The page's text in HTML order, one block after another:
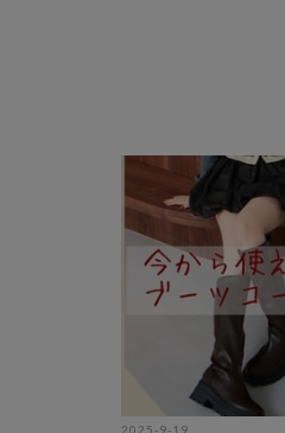
2025-9-19